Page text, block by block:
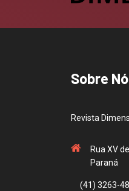
Sobre
Revista
Rua XV
Paraná
(41) 3263-